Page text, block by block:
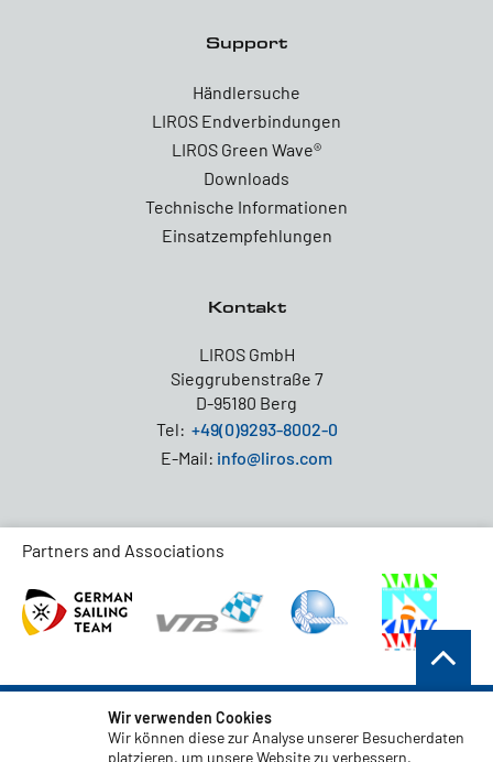
Support
Händlersuche
LIROS Endverbindungen
LIROS Green Wave®
Downloads
Technische Informationen
Einsatzempfehlungen
Kontakt
LIROS GmbH
Sieggrubenstraße 7
D-95180 Berg
Tel: +49(0)9293-8002-0
E-Mail: info@liros.com
Partners and Associations
AGB
Datenschutz
Wir verwenden Cookies
Wir können diese zur Analyse unserer Besucherdaten
platzieren, um unsere Website zu verbessern,